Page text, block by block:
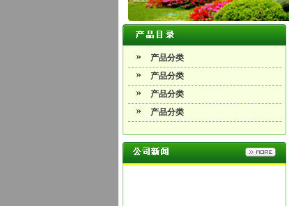
产品分类
产品分类
产品分类
产品分类